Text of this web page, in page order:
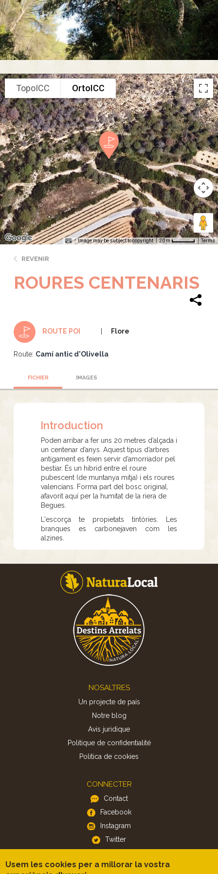
TopoICC OrtoICC
Image may be subject to copyright 20 m Terms
REVENIR
ROURES CENTENARIS
ROUTE POI Flore
Route: Camí antic d'Olivella
FICHIER IMAGES
Introduction
Poden arribar a fer uns 20 metres d’alçada i
un centenar d’anys. Aquest tipus d’arbres
antigament es feien servir d’amorriador pel
bestiar. És un hibrid entre el roure
pubescent (de muntanya mitja) i els roures
valencians. Forma part del bosc original,
afavorit aquí per la humitat de la riera de
Begues.
L'escorça te propietats tintòries. Les
branques es carbonejaven com les
alzines.
NOSALTRES
Un projecte de país
Notre blog
Avis juridique
Politique de confidentialité
Politica de cookies
CONNECTER
Contact
Facebook
Instagram
Twitter
APP
Usem les cookies per a millorar la vostra